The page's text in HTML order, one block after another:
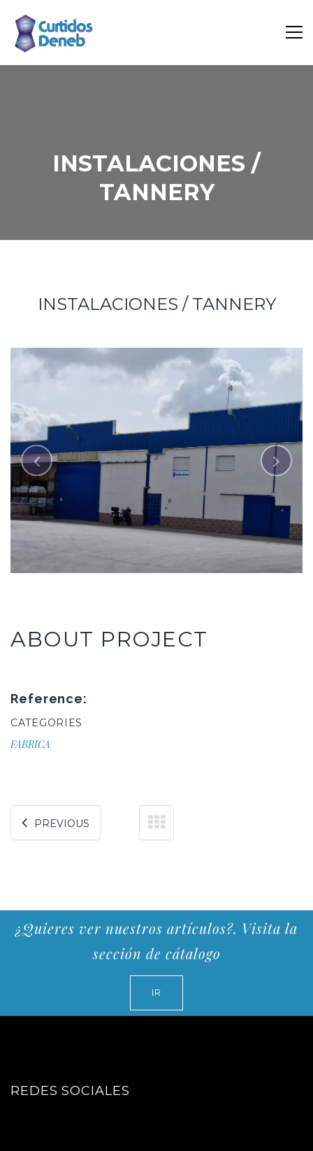
INSTALACIONES /
TANNERY
INSTALACIONES / TANNERY
ABOUT PROJECT
Reference:
CATEGORIES
FABRICA
PREVIOUS
¿Quieres ver nuestros artículos?. Visita la
sección de cátalogo
IR
REDES SOCIALES